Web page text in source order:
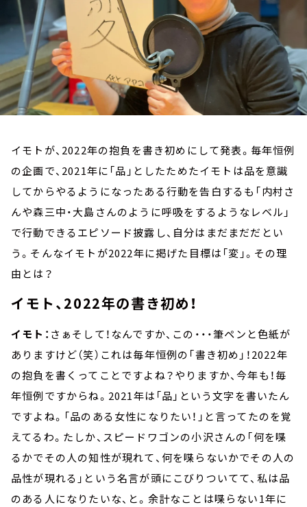
イモトが、2022年の抱負を書き初めにして発表。毎年恒例
の企画で、2021年に「品」としたためたイモトは品を意識
してからやるようになったある行動を告白するも「内村さ
んや森三中・大島さんのように呼吸をするようなレベル」
で行動できるエピソード披露し、自分はまだまだだとい
う。そんなイモトが2022年に掲げた目標は「変」。その理
由とは？
イモト、2022年の書き初め！
イモト： さぁそして！なんですか、この・・・筆ペンと色紙が
ありますけど（笑）これは毎年恒例の「書き初め」！2022年
の抱負を書くってことですよね？やりますか、今年も！毎
年恒例ですからね。2021年は「品」という文字を書いたん
ですよね。「品のある女性になりたい！」と言ってたのを覚
えてるわ。たしか、スピードワゴンの小沢さんの「何を喋
るかでその人の知性が現れて、何を喋らないかでその人の
品性が現れる」という名言が頭にこびりついてて、私は品
のある人になりたいな、と。余計なことは喋らない1年に